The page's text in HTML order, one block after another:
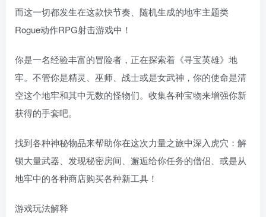
而这一切都发生在这款快节奏、随机生成的地牢主题类
Rogue动作RPG射击游戏中！
你是一名经验丰富的冒险者，正在探索着《寻宝英雄》地
牢。不管你是精灵、巫师、战士或是女武神，你的使命是清
空这个地牢和其中无数的怪物们。收集各种宝物来增强你新
获得的手套吧。
找到各种神秘物品来帮助你在这次力量之旅中深入虎穴：解
锁大量武器、发现秘密房间、邂逅给你任务的僧侣、或是从
地牢中的各种商店购买各种新工具！
游戏玩法解释